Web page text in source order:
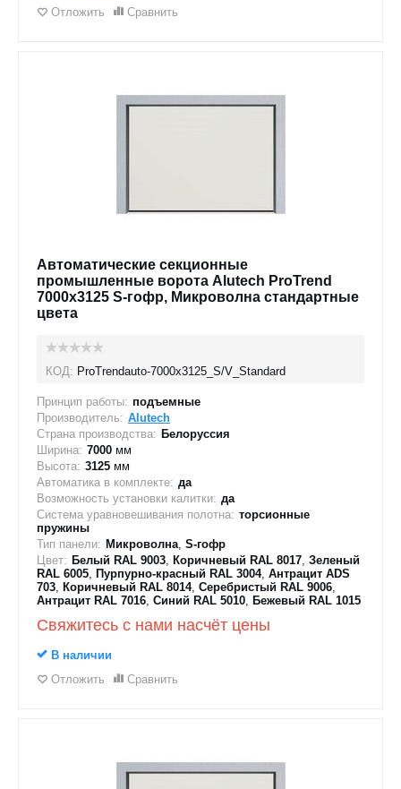
Отложить
Сравнить
Автоматические секционные
промышленные ворота Alutech ProTrend
7000х3125 S-гофр, Микроволна стандартные
цвета
КОД: ProTrendauto-7000х3125_S/V_Standard
Принцип работы: подъемные
Производитель: Alutech
Страна производства: Белоруссия
Ширина: 7000 мм
Высота: 3125 мм
Автоматика в комплекте: да
Возможность установки калитки: да
Система уравновешивания полотна: торсионные
пружины
Тип панели: Микроволна, S-гофр
Цвет: Белый RAL 9003, Коричневый RAL 8017, Зеленый
RAL 6005, Пурпурно-красный RAL 3004, Антрацит ADS
703, Коричневый RAL 8014, Серебристый RAL 9006,
Антрацит RAL 7016, Синий RAL 5010, Бежевый RAL 1015
Свяжитесь с нами насчёт цены
В наличии
Отложить
Сравнить